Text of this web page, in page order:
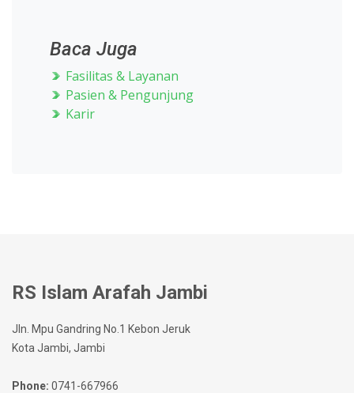
Baca Juga
Fasilitas & Layanan
Pasien & Pengunjung
Karir
RS Islam Arafah Jambi
Jln. Mpu Gandring No.1 Kebon Jeruk
Kota Jambi, Jambi
Phone: 0741-667966